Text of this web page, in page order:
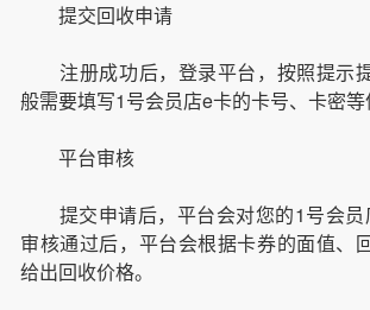
提交回收申请
注册成功后，登录平台，按照提示
般需要填写1号会员店e卡的卡号、卡密等
平台审核
提交申请后，平台会对您的1号会员
审核通过后，平台会根据卡券的面值、
给出回收价格。